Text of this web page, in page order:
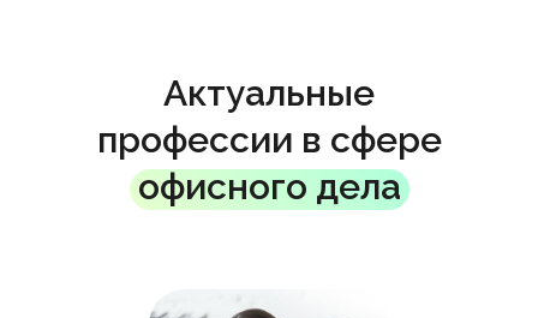
Актуальные
профессии в сфере
офисного дела